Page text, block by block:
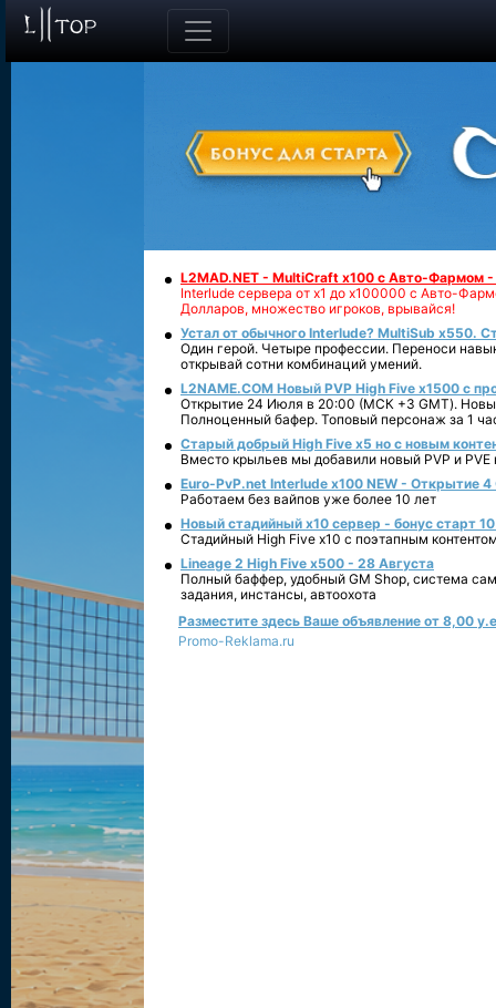
L2MAD.NET - MultiCraft x100 с Авто-Фармом
Interlude сервера от х1 до х100000 с Авто-
Долларов, множество игроков, врывайся!
Устал от обычного Interlude? MultiSub x550.
Один герой. Четыре профессии. Переноси
открывай сотни комбинаций умений.
L2NAME.COM Новый PVP High Five x1500 с
Открытие 24 Июля в 20:00 (МСК +3 GMT).
Полноценный бафер. Топовый персонаж за 1
Старый добрый High Five x5 но с новым
Вместо крыльев мы добавили новый PVP и PVE
Euro-PvP.net Interlude х100 NEW - Открытие 4
Работаем без вайпов уже более 10 лет
Новый стадийный х10 сервер - бонус старт
Стадийный High Five x10 с поэтапным
Lineage 2 High Five x500 - 28 Августа
Полный баффер, удобный GM Shop, система
задания, инстансы, автоохота
Разместите здесь Ваше объявление от 8,00
Promo-Reklama.ru